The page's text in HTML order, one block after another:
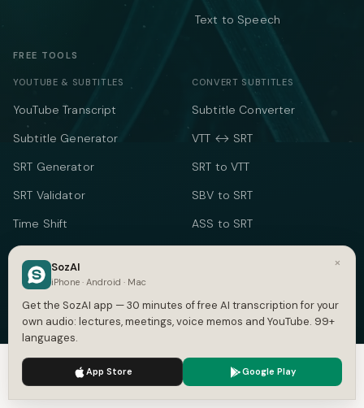
Text to Speech
FREE TOOLS
YOUTUBE & SUBTITLES
YouTube Transcript
Subtitle Generator
SRT Generator
SRT Validator
Time Shift
Subtitle to Text
Merge SRT
CONVERT SUBTITLES
Subtitle Converter
VTT ↔ SRT
SRT to VTT
SBV to SRT
ASS to SRT
SRT to Word
TEXT & TIME
Word Counter
Speech Time Calculator
We use cookies to enhance your experience.
×
SozAI
iPhone · Android · Mac
Get the SozAI app — 30 minutes of free AI transcription for your
own audio: lectures, meetings, voice memos and YouTube. 99+
languages.
App Store Google Play